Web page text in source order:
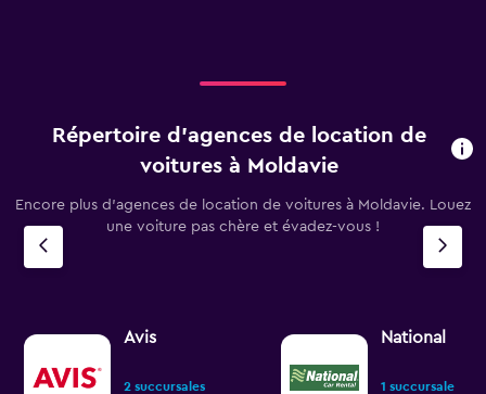
Répertoire d’agences de location de
voitures à Moldavie
Encore plus d’agences de location de voitures à Moldavie. Louez
une voiture pas chère et évadez-vous !
Avis
2 succursales
National
1 succursale